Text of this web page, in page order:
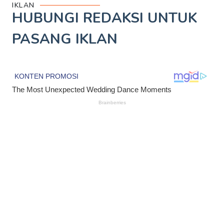
IKLAN
HUBUNGI REDAKSI UNTUK
PASANG IKLAN